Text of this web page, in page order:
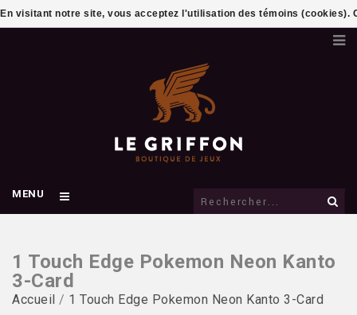
MENU
1 Touch Edge Pokemon Neon Kanto
3-Card
Accueil / 1 Touch Edge Pokemon Neon Kanto 3-Card
En visitant notre site, vous acceptez l'utilisation des témoins